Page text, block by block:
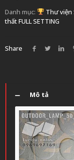
Danh mục:
Thư viện
thất FULL SETTING
Share
Mô tả